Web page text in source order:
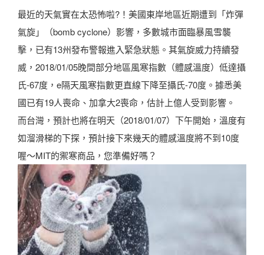
最近的天氣實在太恐怖啦?！美國東岸地區近期遭到「炸彈
氣旋」（bomb cyclone）影響，多數城市面臨暴風雪襲
擊，已有13州發布警報進入緊急狀態。其氣旋威力持續發
威，2018/01/05晚間部分地區風寒指數（體感溫度）低達攝
氏-67度，e隔天風寒指數更直線下降至攝氏-70度。據悉美
國已有19人喪命、加拿大2喪命，估計上億人受到影響。
而台灣，預計也將在明天（2018/01/07）下午開始，溫度有
如溜滑梯的下探，預計接下來幾天的體感溫度將不到10度
喔～MIT的禦寒商品，您準備好嗎？